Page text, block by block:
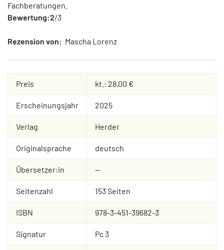
Fachberatungen.
Bewertung:2/3
Rezension von: Mascha Lorenz
Preis kt.: 28,00 €
Erscheinungsjahr 2025
Verlag Herder
Originalsprache deutsch
Übersetzer:in --
Seitenzahl 153 Seiten
ISBN 978-3-451-39682-3
Signatur Pc 3